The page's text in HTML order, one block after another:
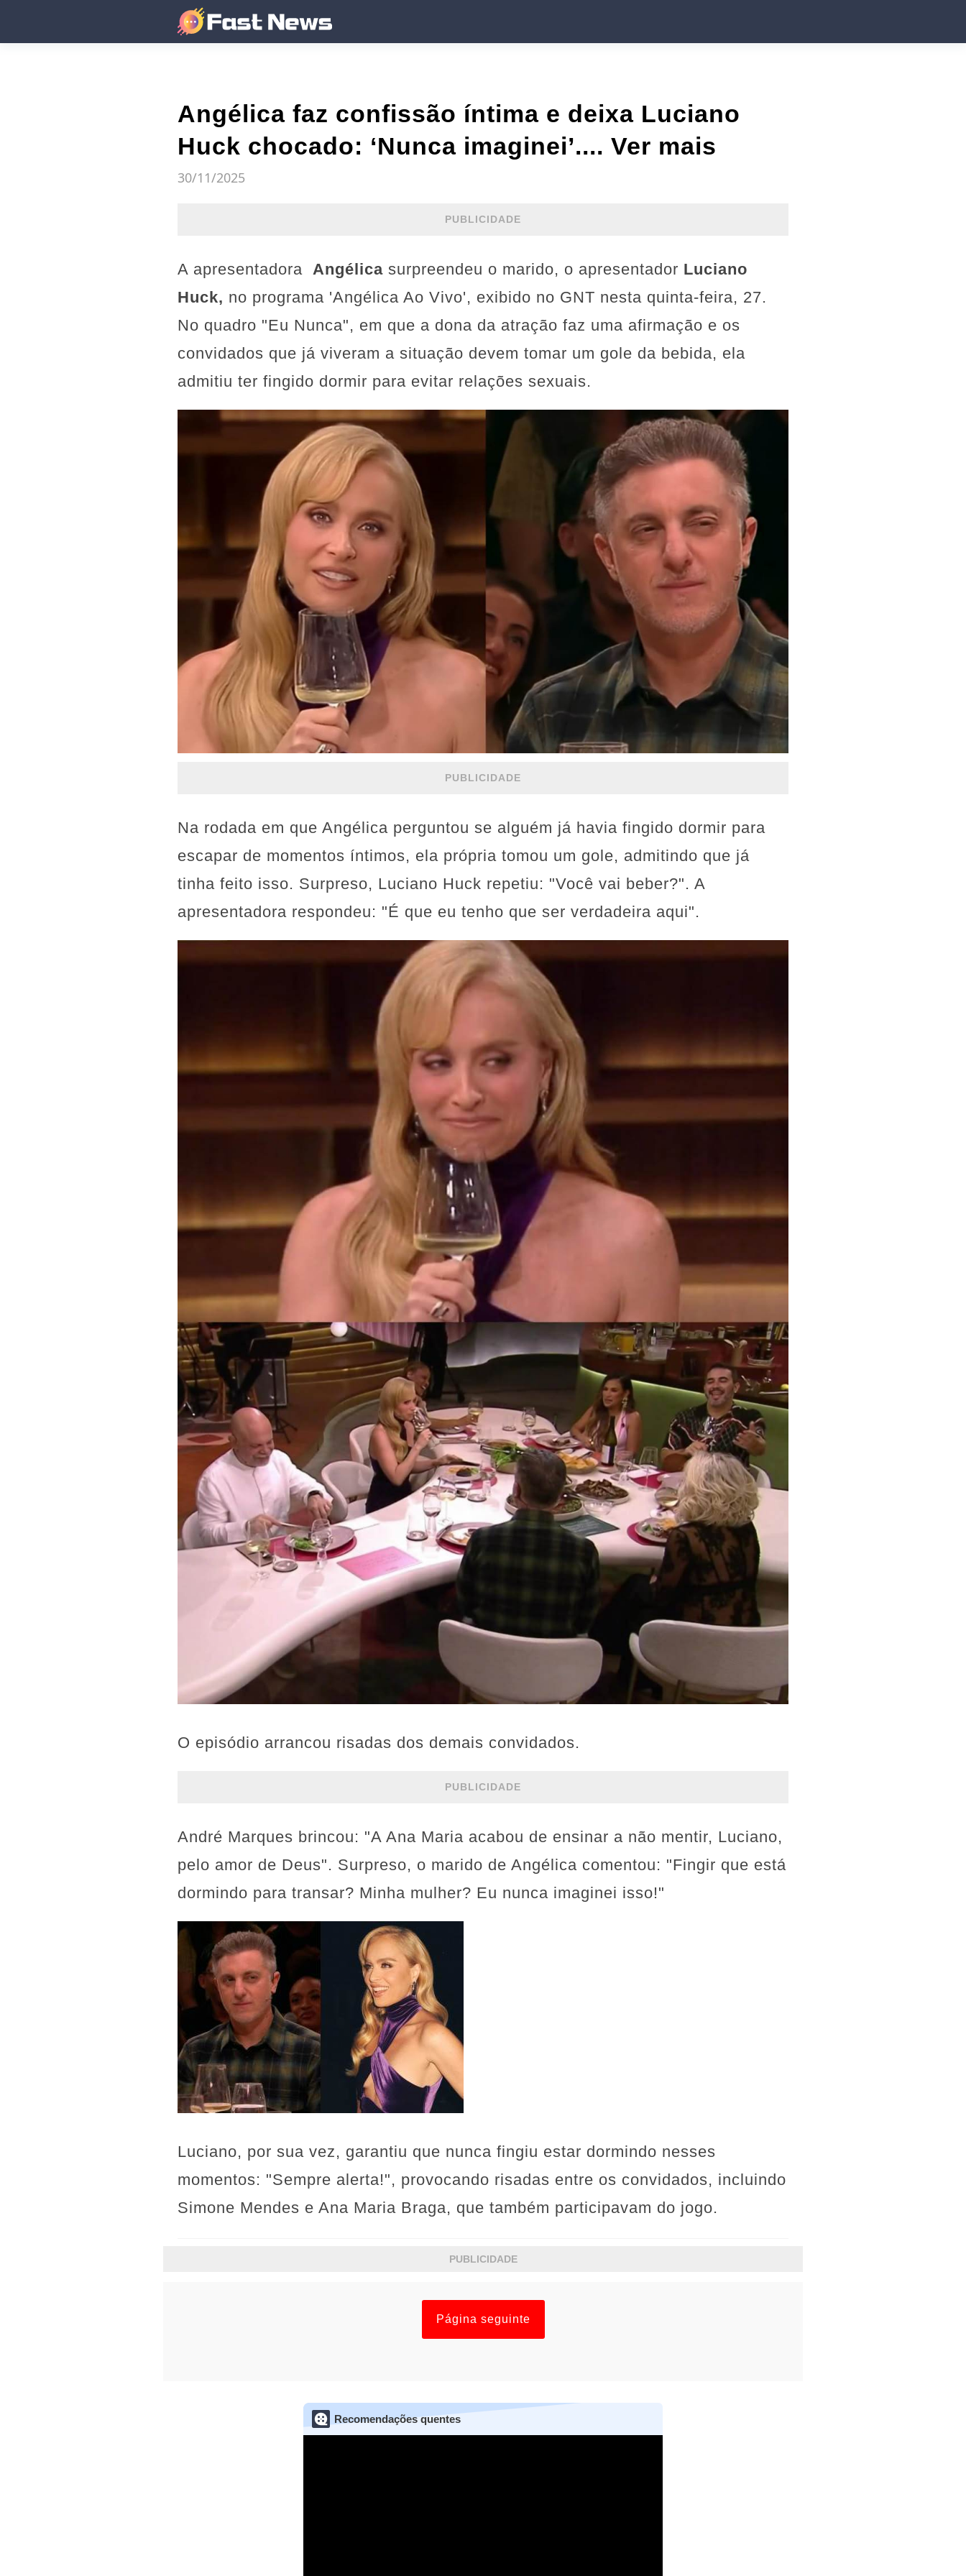
Angélica faz confissão íntima e deixa Luciano
Huck chocado: ‘Nunca imaginei’.... Ver mais
30/11/2025
PUBLICIDADE
A apresentadora Angélica surpreendeu o marido, o apresentador Luciano
Huck, no programa 'Angélica Ao Vivo', exibido no GNT nesta quinta-feira, 27.
No quadro "Eu Nunca", em que a dona da atração faz uma afirmação e os
convidados que já viveram a situação devem tomar um gole da bebida, ela
admitiu ter fingido dormir para evitar relações sexuais.
PUBLICIDADE
Na rodada em que Angélica perguntou se alguém já havia fingido dormir para
escapar de momentos íntimos, ela própria tomou um gole, admitindo que já
tinha feito isso. Surpreso, Luciano Huck repetiu: "Você vai beber?". A
apresentadora respondeu: "É que eu tenho que ser verdadeira aqui".
O episódio arrancou risadas dos demais convidados.
PUBLICIDADE
André Marques brincou: "A Ana Maria acabou de ensinar a não mentir, Luciano,
pelo amor de Deus". Surpreso, o marido de Angélica comentou: "Fingir que está
dormindo para transar? Minha mulher? Eu nunca imaginei isso!"
Luciano, por sua vez, garantiu que nunca fingiu estar dormindo nesses
momentos: "Sempre alerta!", provocando risadas entre os convidados, incluindo
Simone Mendes e Ana Maria Braga, que também participavam do jogo.
PUBLICIDADE
Página seguinte
Recomendações quentes